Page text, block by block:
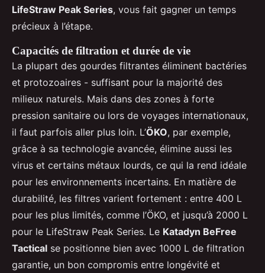
LifeStraw Peak Series, vous fait gagner un temps
précieux à l’étape.
Capacités de filtration et durée de vie
La plupart des gourdes filtrantes éliminent bactéries
et protozoaires - suffisant pour la majorité des
milieux naturels. Mais dans des zones à forte
pression sanitaire ou lors de voyages internationaux,
il faut parfois aller plus loin. L’ÖKO, par exemple,
grâce à sa technologie avancée, élimine aussi les
virus et certains métaux lourds, ce qui la rend idéale
pour les environnements incertains. En matière de
durabilité, les filtres varient fortement : entre 400 L
pour les plus limités, comme l’ÖKO, et jusqu’à 2000 L
pour le LifeStraw Peak Series. Le Katadyn BeFree
Tactical se positionne bien avec 1000 L de filtration
garantie, un bon compromis entre longévité et